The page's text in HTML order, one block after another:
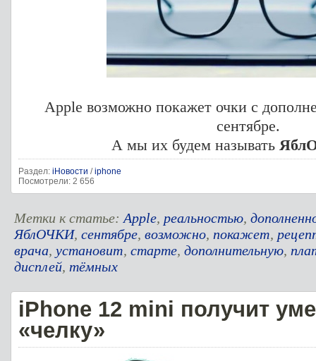
Apple возможно покажет очки с
сентябре.
А мы их будем называть
Раздел: iНовости /iphone
Посмотрели: 2 656
Метки к статье: Apple, реальностью,
ЯблОЧКИ, сентябре, возможно, покажет,
врача, установит, старте, дополнительную,
дисплей, тёмных
iPhone 12 mini получит
«челку»